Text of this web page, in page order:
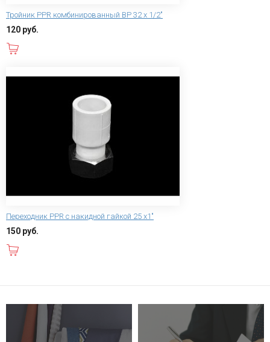
Тройник PPR комбинированный ВР 32 х 1/2"
120 руб.
Переходник PPR с накидной гайкой 25 х1"
150 руб.